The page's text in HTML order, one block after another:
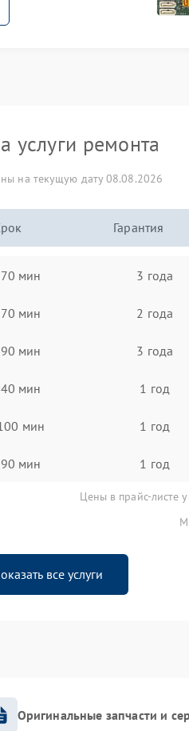
услуги ремонта
на текущую дату 08.08.2026
Гарантия
70 мин 3 года
70 мин 2 года
90 мин 3 года
40 мин 1 год
мин 1 год
90 мин 1 год
Цены в прайс-листе
все услуги
Оригинальные запчасти и